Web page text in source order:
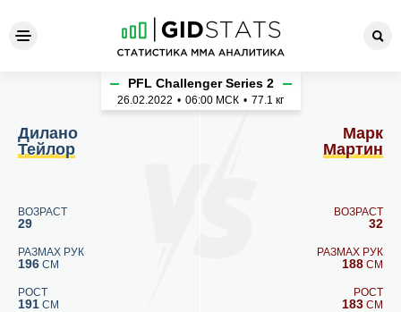
Дилано Тейлор - Марк
Дилано
Тейлор
ВОЗРАСТ
29
РАЗМАХ РУК
196 СМ
РОСТ
191 СМ
PFL Challenger Series 2
26.02.2022 • 06:00 МСК • 77.1 кг
Марк
Мартин
ВОЗРАСТ
32
РАЗМАХ РУК
188 СМ
РОСТ
183 СМ